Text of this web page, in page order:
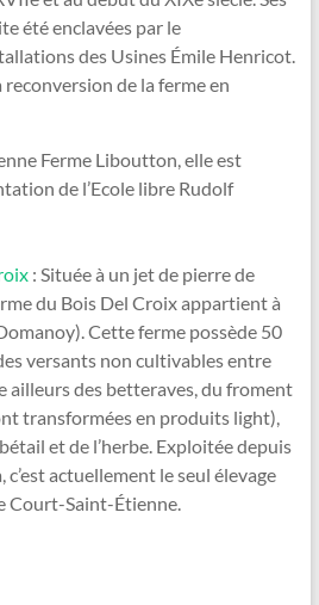
été enclavées par le
des Usines Émile Henricot.
de la ferme en
Ferme Liboutton, elle est
de l’Ecole libre Rudolf
: Située à un jet de pierre de
du Bois Del Croix appartient à
Cette ferme possède 50
versants non cultivables entre
ailleurs des betteraves, du froment
transformées en produits light),
et de l’herbe. Exploitée depuis
c’est actuellement le seul élevage
Court-Saint-Étienne.